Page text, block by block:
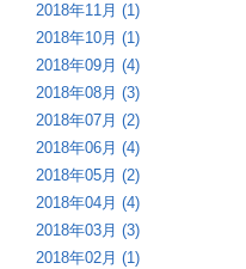
2018年11月 (1)
2018年10月 (1)
2018年09月 (4)
2018年08月 (3)
2018年07月 (2)
2018年06月 (4)
2018年05月 (2)
2018年04月 (4)
2018年03月 (3)
2018年02月 (1)